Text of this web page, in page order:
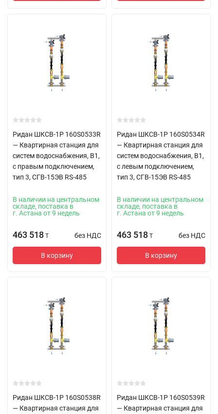
Ридан ШКСВ-1Р 160S0533R
— Квартирная станция для
систем водоснабжения, В1,
с правым подключением,
тип 3, СГВ-15ЭВ RS-485
В наличии на центральном
складе, поставка в
г. Астана от 9 недель
463 518 T без НДС
В корзину
Ридан ШКСВ-1Р 160S0534R
— Квартирная станция для
систем водоснабжения, В1,
с левым подключением,
тип 3, СГВ-15ЭВ RS-485
В наличии на центральном
складе, поставка в
г. Астана от 9 недель
463 518 T без НДС
В корзину
Ридан ШКСВ-1Р 160S0538R
— Квартирная станция для
Ридан ШКСВ-1Р 160S0539R
— Квартирная станция для